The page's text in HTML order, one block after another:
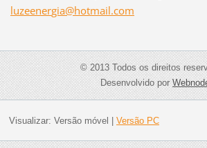
luzeenergia@hotmail.com
© 2013 Todos os direitos
Desenvolvido por
Visualizar: Versão móvel Versão PC